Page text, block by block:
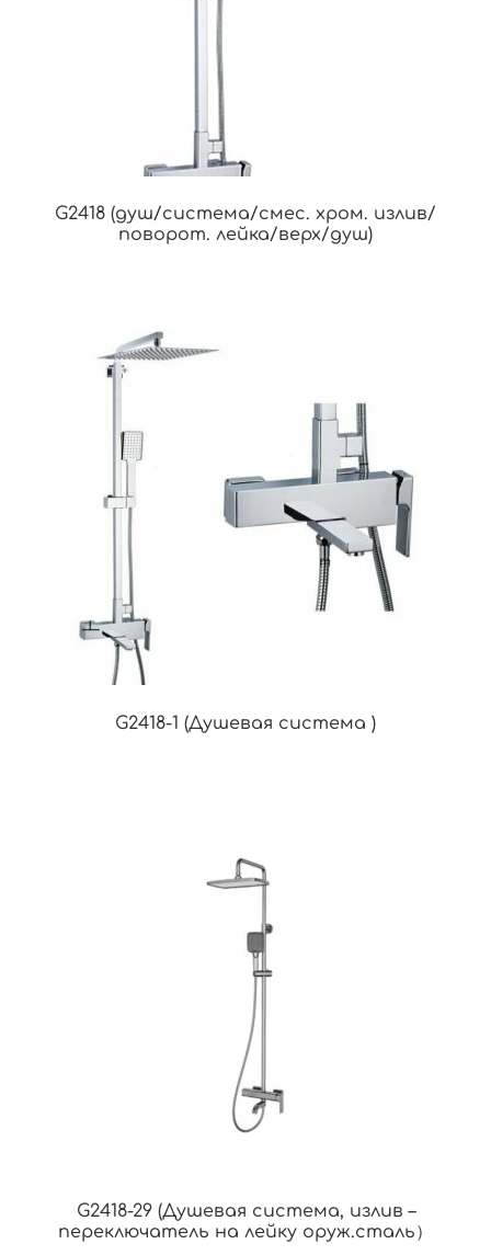
G2418 (душ/система/смес. хром. излив/
поворот. лейка/верх/душ)
G2418-1 (Душевая система )
G2418-29 (Душевая система, излив –
переключатель на лейку оруж.сталь）